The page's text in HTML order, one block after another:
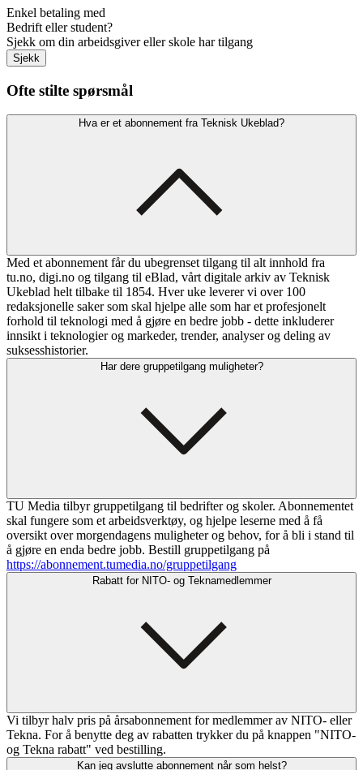
Enkel betaling med
Bedrift eller student?
Sjekk om din arbeidsgiver eller skole har tilgang
Sjekk
Ofte stilte spørsmål
Hva er et abonnement fra Teknisk Ukeblad?
Med et abonnement får du ubegrenset tilgang til alt innhold fra
tu.no, digi.no og tilgang til eBlad, vårt digitale arkiv av Teknisk
Ukeblad helt tilbake til 1854. Hver uke leverer vi over 100
redaksjonelle saker som skal hjelpe alle som har et profesjonelt
forhold til teknologi med å gjøre en bedre jobb - dette inkluderer
innsikt i teknologier og markeder, trender, analyser og deling av
suksesshistorier.
Har dere gruppetilgang muligheter?
TU Media tilbyr gruppetilgang til bedrifter og skoler. Abonnementet
skal fungere som et arbeidsverktøy, og hjelpe leserne med å få
oversikt over morgendagens muligheter og behov, for å bli i stand til
å gjøre en enda bedre jobb. Bestill gruppetilgang på
https://abonnement.tumedia.no/gruppetilgang
Rabatt for NITO- og Teknamedlemmer
Vi tilbyr halv pris på årsabonnement for medlemmer av NITO- eller
Tekna. For å benytte deg av rabatten trykker du på knappen "NITO-
og Tekna rabatt" ved bestilling.
Kan jeg avslutte abonnement når som helst?